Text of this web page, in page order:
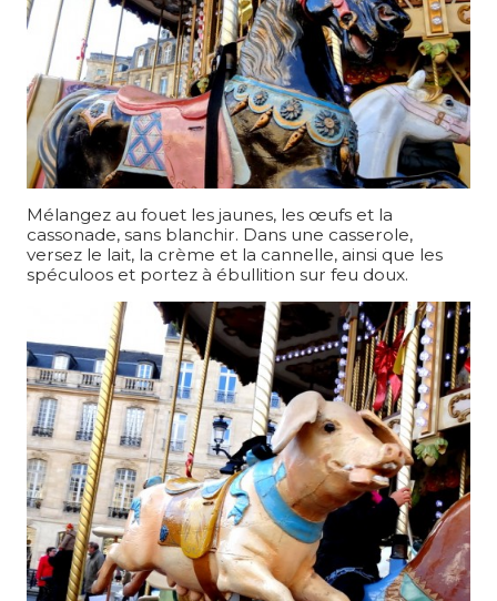
Mélangez au fouet les jaunes, les œufs et la
cassonade, sans blanchir. Dans une casserole,
versez le lait, la crème et la cannelle, ainsi que les
spéculoos et portez à ébullition sur feu doux.